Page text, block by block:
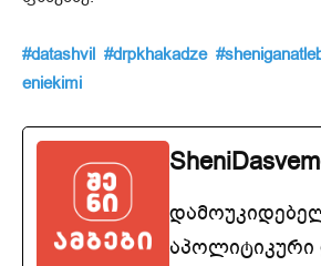
#datashvil #drpkhakadze
eniekimi
აპოლიტიკური